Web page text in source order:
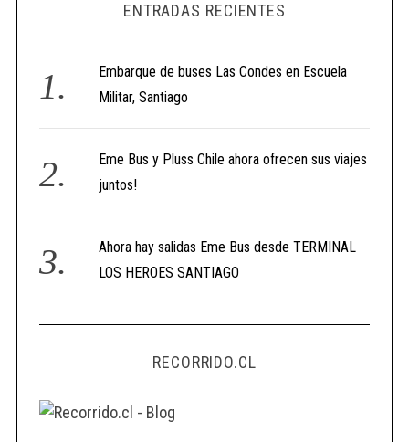
ENTRADAS RECIENTES
Embarque de buses Las Condes en Escuela
Militar, Santiago
Eme Bus y Pluss Chile ahora ofrecen sus viajes
juntos!
Ahora hay salidas Eme Bus desde TERMINAL
LOS HEROES SANTIAGO
RECORRIDO.CL